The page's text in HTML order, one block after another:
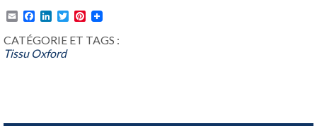
EmailFacebook
LinkedIn
TwitterPinterest
CATÉGORIE ET TAGS :
Tissu Oxford